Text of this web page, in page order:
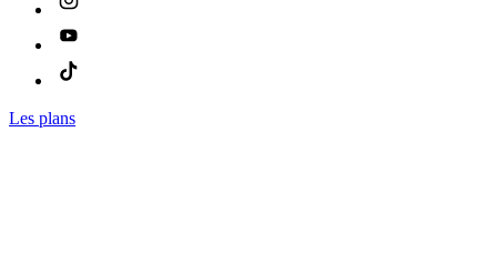
Les plans